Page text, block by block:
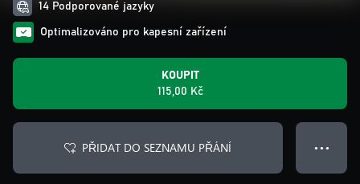
14 Podporované jazyky
Optimalizováno pro kapesní zařízení
KOUPIT
115,00 Kč
PŘIDAT DO SEZNAMU PŘÁNÍ ● ● ●